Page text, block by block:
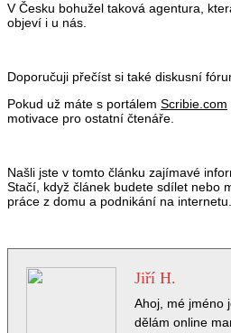
V Česku bohužel taková agentura,
objeví i u nás.
Doporučuji přečíst si také diskusní
Pokud už máte s portálem Scribie.com
motivace pro ostatní čtenáře.
Našli jste v tomto článku zajímavé
Stačí, když článek budete sdílet nebo
práce z domu a podnikání na
Jiří H.
Ahoj, mé jméno
dělám online